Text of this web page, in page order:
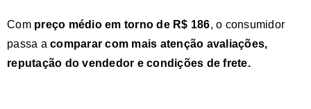
Com preço médio em torno de R$ 186, o consumidor
passa a comparar com mais atenção avaliações,
reputação do vendedor e condições de frete.